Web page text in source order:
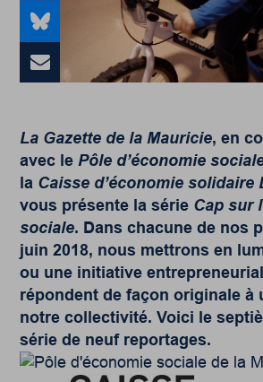
La Gazette de la Mauricie, en
avec le Pôle d’économie
la Caisse d’économie solidaire
vous présente la série Cap sur
sociale. Dans chacune de nos
juin 2018, nous mettrons en
ou une initiative
répondent de façon originale à
notre collectivité. Voici le
série de neuf reportages.